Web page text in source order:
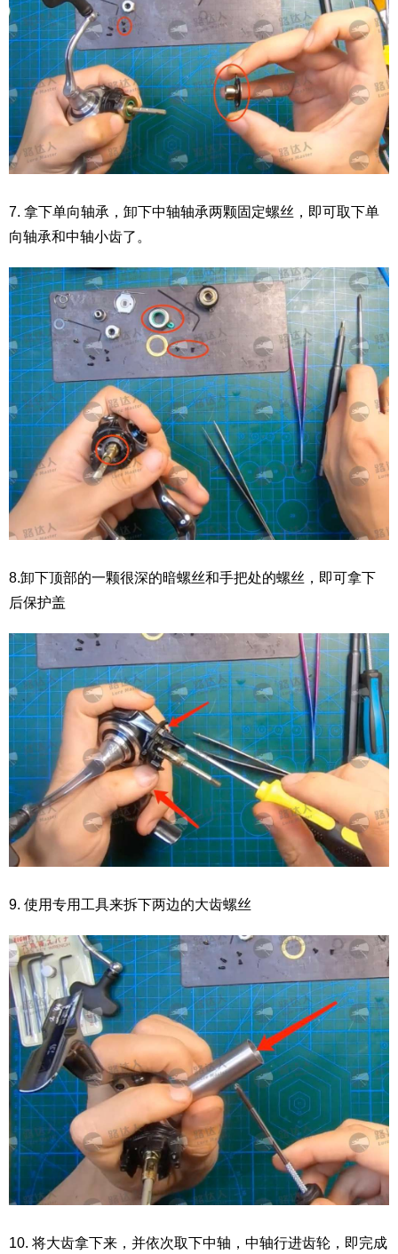
7. 拿下单向轴承，卸下中轴轴承两颗固定螺丝，即可取下单
向轴承和中轴小齿了。
8.卸下顶部的一颗很深的暗螺丝和手把处的螺丝，即可拿下
后保护盖
9. 使用专用工具来拆下两边的大齿螺丝
10. 将大齿拿下来，并依次取下中轴，中轴行进齿轮，即完成